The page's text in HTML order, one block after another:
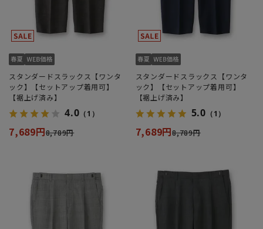
スタンダードスラックス【ワンタ
ック】【セットアップ着用可】
【裾上げ済み】
4.0 （1）
7,689円8,789円
スタンダードスラックス【ワンタ
ック】【セットアップ着用可】
【裾上げ済み】
5.0 （1）
7,689円8,789円